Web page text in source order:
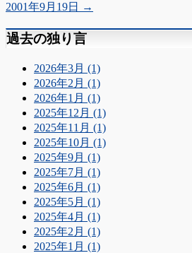
2001年9月19日
→
過去の独り言
2026年3月 (1)
2026年2月 (1)
2026年1月 (1)
2025年12月 (1)
2025年11月 (1)
2025年10月 (1)
2025年9月 (1)
2025年7月 (1)
2025年6月 (1)
2025年5月 (1)
2025年4月 (1)
2025年2月 (1)
2025年1月 (1)